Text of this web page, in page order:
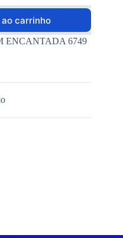
carrinho
ENCANTADA 6749